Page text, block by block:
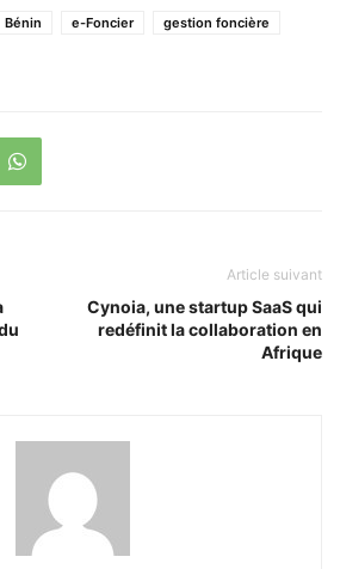
Bénin e-Foncier
gestion foncière
Article suivant
Cynoia, une startup SaaS qui
redéfinit la collaboration en
Afrique